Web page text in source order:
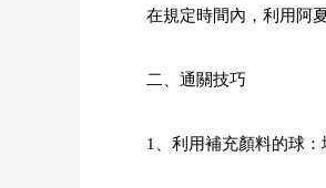
在規定時間內，利用阿
二、通關技巧
1、利用補充顏料的球